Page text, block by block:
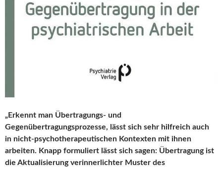
„Erkennt man Übertragungs- und
Gegenübertragungsprozesse, lässt sich sehr hilfreich auch
in nicht-psychotherapeutischen Kontexten mit ihnen
arbeiten. Knapp formuliert lässt sich sagen: Übertragung ist
die Aktualisierung verinnerlichter Muster des